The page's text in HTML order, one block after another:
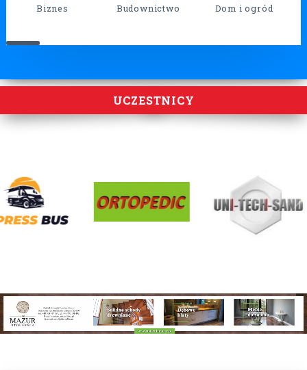
Biznes Budownictwo Dom i ogród
UCZESTNICY